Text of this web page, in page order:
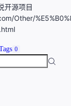
开源项目
Other/
0